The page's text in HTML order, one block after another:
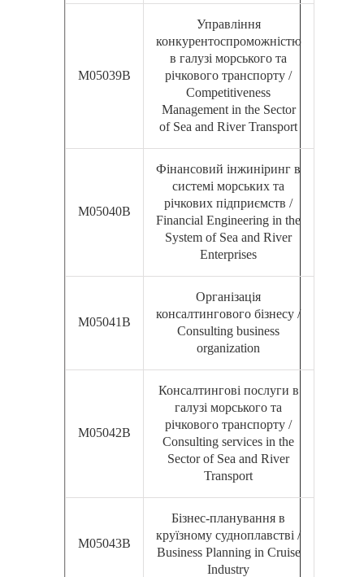
М05039В
Управління
конкурентоспроможністю
в галузі морського та
річкового транспорту /
Competitiveness
Management in the Sector
of Sea and River Transport
М05040В
Фінансовий інжиніринг в
системі морських та
річкових підприємств /
Financial Engineering in the
System of Sea and River
Enterprises
М05041В
Організація
консалтингового бізнесу /
Consulting business
organization
М05042В
Консалтингові послуги в
галузі морського та
річкового транспорту /
Consulting services in the
Sector of Sea and River
Transport
М05043В
Бізнес-планування в
круїзному судноплавстві /
Business Planning in Cruise
Industry